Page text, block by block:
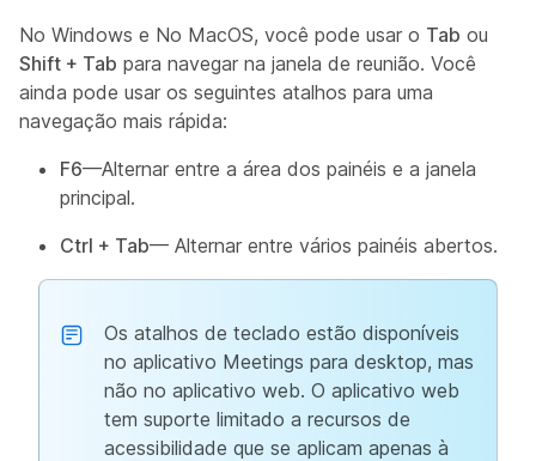
No Windows e No MacOS, você pode usar o Tab ou
Shift + Tab para navegar na janela de reunião. Você
ainda pode usar os seguintes atalhos para uma
navegação mais rápida:
F6—Alternar entre a área dos painéis e a janela
principal.
Ctrl + Tab— Alternar entre vários painéis abertos.
Os atalhos de teclado estão disponíveis
no aplicativo Meetings para desktop, mas
não no aplicativo web. O aplicativo web
tem suporte limitado a recursos de
acessibilidade que se aplicam apenas à